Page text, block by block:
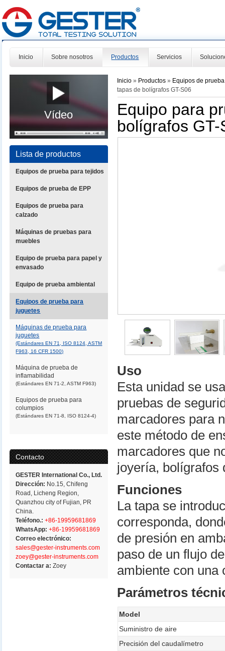
Inicio Sobre nosotros Productos Servicios
Vídeo
Lista de productos
Equipos de prueba para tejidos
Equipos de prueba de EPP
Equipos de prueba para
calzado
Máquinas de pruebas para
muebles
Equipo de prueba para papel y
envasado
Equipo de prueba ambiental
Equipos de prueba para
juguetes
Máquinas de prueba para
juguetes
(Estándares EN 71, ISO 8124, ASTM
F963, 16 CFR 1500)
Máquina de prueba de
inflamabilidad
(Estándares EN 71-2, ASTM F963)
Equipos de prueba para
columpios
(Estándares EN 71-8, ISO 8124-4)
Contacto
GESTER International Co., Ltd.
Dirección: No.15, Chifeng
Road, Licheng Region,
Quanzhou city of Fujian, PR
China.
Teléfono.: +86-19959681869
WhatsApp: +86-19959681869
Correo electrónico:
sales@gester-instruments.com
zoey@gester-instruments.com
Contactar a:Zoey
Inicio » Productos» Equipos de
tapas de bolígrafos GT-S06
Equipo para
bolígrafos GT-
Uso
Esta unidad se
pruebas de
marcadores para
este método de
marcadores que
joyería, bolígrafos
Funciones
La tapa se
corresponda,
de presión en
paso de un flujo
ambiente con una
Parámetros
Model
Suministro de aire
Precisión del caudalímetro